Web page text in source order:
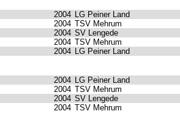
2004 LG Peiner Land
2004 TSV Mehrum
2004 SV Lengede
2004 TSV Mehrum
2004 LG Peiner Land
2004 LG Peiner Land
2004 TSV Mehrum
2004 SV Lengede
2004 TSV Mehrum